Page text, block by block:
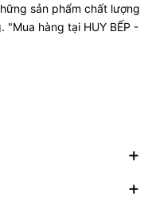
sản phẩm chất lượng
hàng tại HUY BẾP -